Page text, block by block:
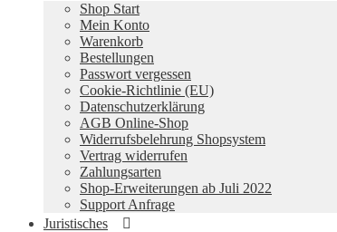
Shop Start
Mein Konto
Warenkorb
Bestellungen
Passwort vergessen
Cookie-Richtlinie (EU)
Datenschutzerklärung
AGB Online-Shop
Widerrufsbelehrung Shopsystem
Vertrag widerrufen
Zahlungsarten
Shop-Erweiterungen ab Juli 2022
Support Anfrage
Juristisches